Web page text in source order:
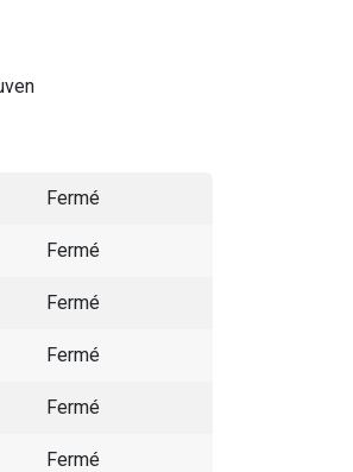
Fermé
Fermé
Fermé
Fermé
Fermé
Fermé